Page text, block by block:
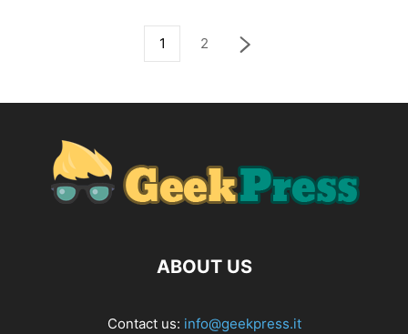
1 2
ABOUT US
Contact us: info@geekpress.it